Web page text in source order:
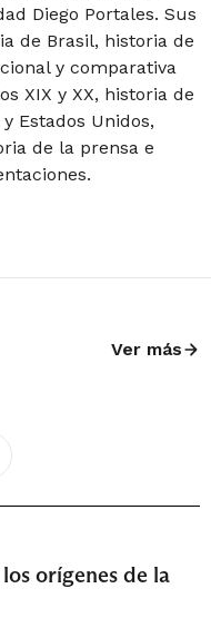
Diego Portales. Sus
de Brasil, historia de
y comparativa
XIX y XX, historia de
Estados Unidos,
de la prensa e
Ver más
orígenes de la